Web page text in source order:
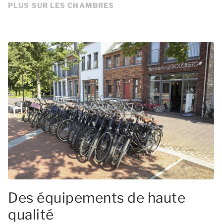
PLUS SUR LES CHAMBRES
Des équipements de haute
qualité